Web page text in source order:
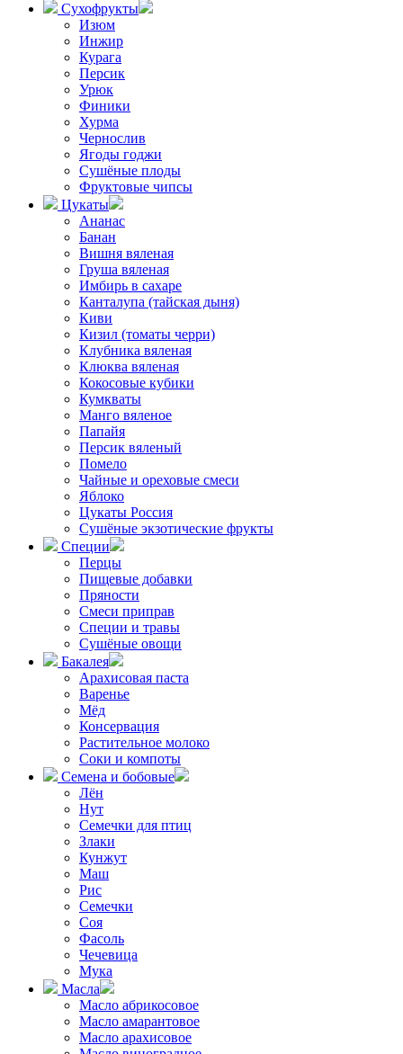
Сухофрукты
Изюм
Инжир
Курага
Персик
Урюк
Финики
Хурма
Чернослив
Ягоды годжи
Сушёные плоды
Фруктовые чипсы
Цукаты
Ананас
Банан
Вишня вяленая
Груша вяленая
Имбирь в сахаре
Канталупа (тайская дыня)
Киви
Кизил (томаты черри)
Клубника вяленая
Клюква вяленая
Кокосовые кубики
Кумкваты
Манго вяленое
Папайя
Персик вяленый
Помело
Чайные и ореховые смеси
Яблоко
Цукаты Россия
Сушёные экзотические фрукты
Специи
Перцы
Пищевые добавки
Пряности
Смеси приправ
Специи и травы
Сушёные овощи
Бакалея
Арахисовая паста
Варенье
Мёд
Консервация
Растительное молоко
Соки и компоты
Семена и бобовые
Лён
Нут
Семечки для птиц
Злаки
Кунжут
Маш
Рис
Семечки
Соя
Фасоль
Чечевица
Мука
Масла
Масло абрикосовое
Масло амарантовое
Масло арахисовое